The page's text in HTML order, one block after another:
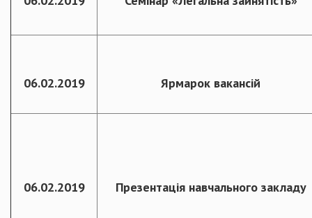
06.02.2019 Ярмарок вакансій
06.02.2019 Презентація навчального закладу